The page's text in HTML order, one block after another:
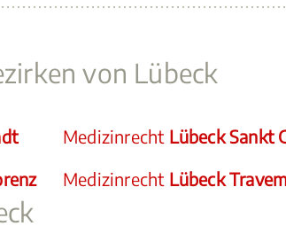
von Lübeck
Medizinrecht Lübeck Sankt
Medizinrecht Lübeck